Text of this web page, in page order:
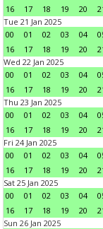
16
17 18 19 20
Tue 21 Jan 2025
00
01 02 03 04
16
17 18 19 20
Wed 22 Jan 2025
00
01 02 03 04
16
17 18 19 20
Thu 23 Jan 2025
00
01 02 03 04
16
17 18 19 20
Fri 24 Jan 2025
00
01 02 03 04
16
17 18 19 20
Sat 25 Jan 2025
00
01 02 03 04
16
17 18 19 20
Sun 26 Jan 2025